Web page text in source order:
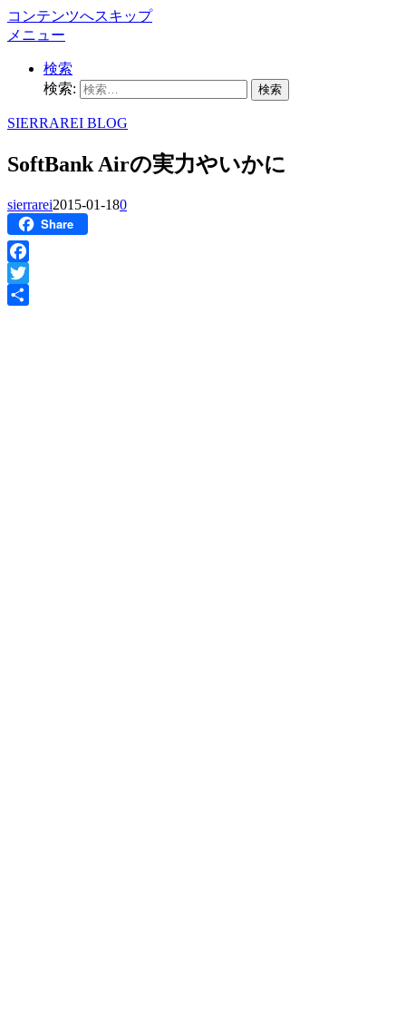
コンテンツへスキップ
メニュー
検索
検索:
SIERRAREI BLOG
SoftBank Airの実力やいかに
sierrarei2015-01-180
Share
Facebook
Twitter